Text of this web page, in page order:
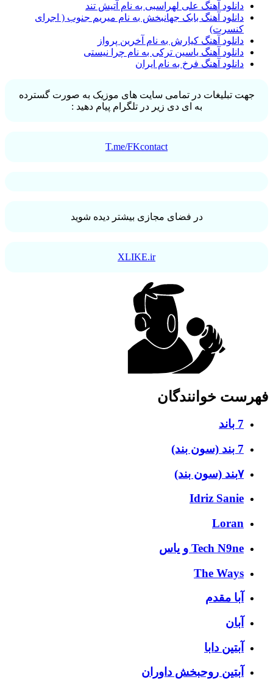
دانلود آهنگ علی لهراسبی به نام آتیش تند
دانلود آهنگ بابک جهانبخش به نام میریم جنوب ( اجرای
کنسرت)
دانلود آهنگ کیارش به نام آخرین پرواز
دانلود آهنگ یاسین ترکی به نام چرا نیستی
دانلود آهنگ فرخ به نام ایران
جهت تبلیغات در تمامی سایت های موزیک به صورت گسترده
به ای دی زیر در تلگرام پیام دهید :
T.me/FKcontact
در فضای مجازی بیشتر دیده شوید
XLIKE.ir
فهرست خوانندگان
7 باند
7 بند (سون بند)
۷بند (سون بند)
Idriz Sanie
Loran
Tech N9ne و یاس
The Ways
آبا مقدم
آبان
آبتین دابا
آبتین روحبخش داوران